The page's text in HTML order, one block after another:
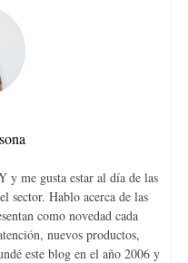
y me gusta estar al día de las
sector. Hablo acerca de las
como novedad cada
nuevos productos,
este blog en el año 2006 y